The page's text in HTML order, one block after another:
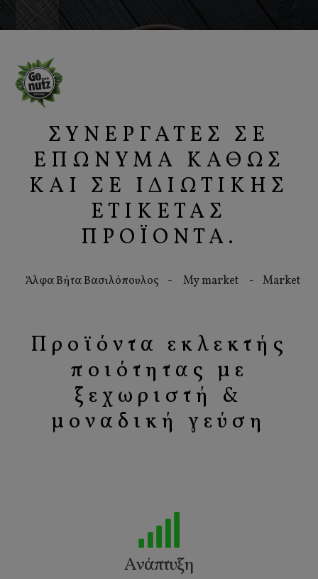
ΣΥΝΕΡΓΆΤΕΣ ΣΕ
ΕΠΏΝΥΜΑ ΚΑΘΏΣ
ΚΑΙ ΣΕ ΙΔΙΩΤΙΚΉΣ
ΕΤΙΚΈΤΑΣ
ΠΡΟΪΌΝΤΑ.
- Market In - Ok Anytime Markets - ΑΝΕΔΗΚ
Προϊόντα εκλεκτής
ποιότητας με
ξεχωριστή &
μοναδική γεύση
Ανάπτυξη